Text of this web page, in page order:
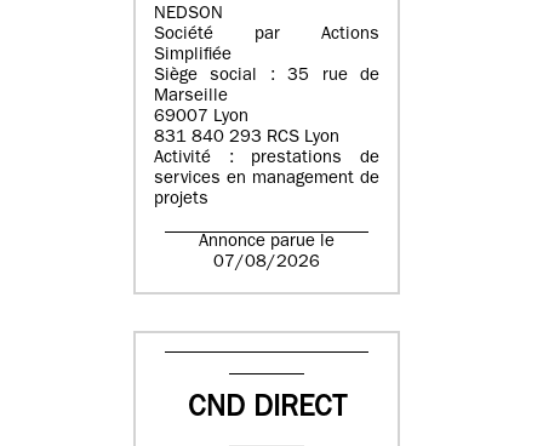
NEDSON
Société par Actions
Simplifiée
Siège social : 35 rue de
Marseille
69007 Lyon
831 840 293 RCS Lyon
Activité : prestations de
services en management de
projets
Annonce parue le
07/08/2026
CND DIRECT